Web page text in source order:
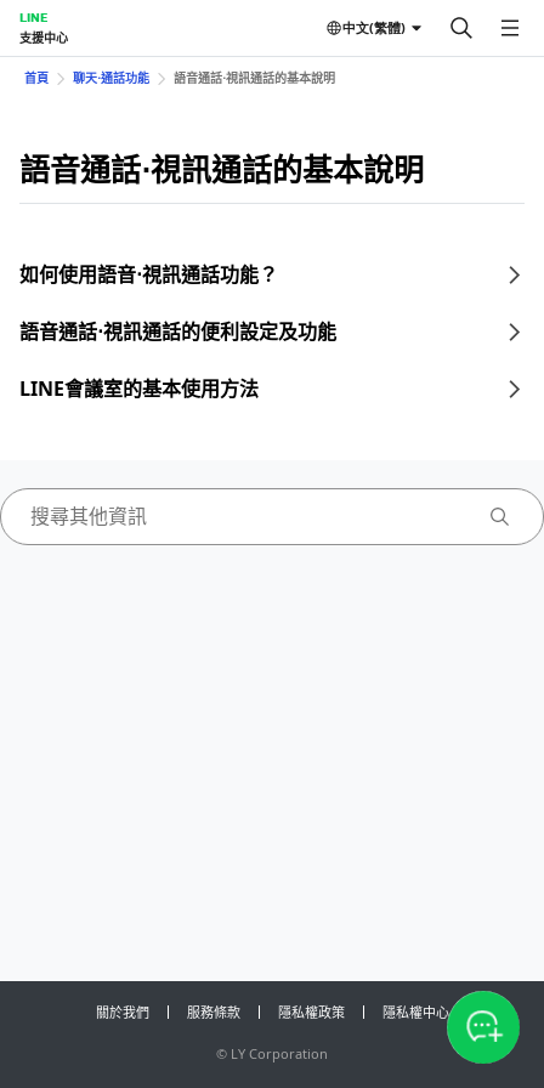
LINE
支援中心
中文(繁體)
首頁 聊天⋅通話功能 語音通話⋅視訊通話的基本說明
語音通話⋅視訊通話的基本說明
如何使用語音⋅視訊通話功能？
語音通話⋅視訊通話的便利設定及功能
LINE會議室的基本使用方法
關於我們 服務條款 隱私權政策 隱私權中心
© LY Corporation